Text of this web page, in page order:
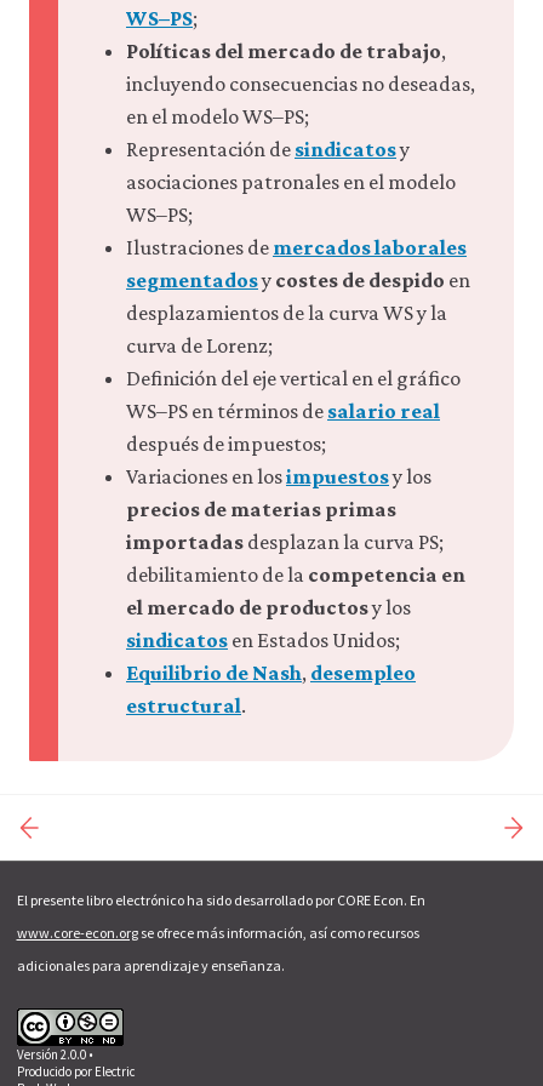
WS–PS;
Políticas del mercado de trabajo,
incluyendo consecuencias no deseadas,
en el modelo WS–PS;
Representación de sindicatosy
asociaciones patronales en el modelo
WS–PS;
Ilustraciones de mercados laborales
segmentadosy costes de despido en
desplazamientos de la curva WS y la
curva de Lorenz;
Definición del eje vertical en el gráfico
WS–PS en términos de salario real
después de impuestos;
Variaciones en losimpuestosy los
precios de materias primas
importadas desplazan la curva PS;
debilitamiento de la competencia en
el mercado de productosy los
sindicatos en Estados Unidos;
Equilibrio de Nash, desempleo
estructural.
5.14 Política monetaria y tipo de
cambio
5.15 Caso práctico: respuestas
políticas a choques de oferta;
estudio del caso de Reino Unido
entre 1950 y 2023
5.16 Resumen
5.17 Referencias
gobernanza e inflación
7.12 Resumen
7.13 Referencias
8.14 Resumen
8.15 Referencias
impulsan las emisiones de
carbono: la identidad de Kaya
9.13 Resumen
9.14 Referencias
10.10 Los paralelismos entre la
competencia política y la
competencia económica
10.11 La persistencia de la
injusticia y los fallos del mercado
en las democracias: por qué
fracasan los gobiernos
10.12 No factibilidad económica
10.13 Ciudadanos y líderes
10.14 Las políticas importan y la
ciencia económica funciona: el
éxito de los gobiernos
10.16 Resumen
10.17 Referencias
El presente libro electrónico ha sido desarrollado por CORE Econ. En
www.core-econ.orgse ofrece más información, así como recursos
adicionales para aprendizaje y enseñanza.
Versión 2.0.0 •
Producido por Electric